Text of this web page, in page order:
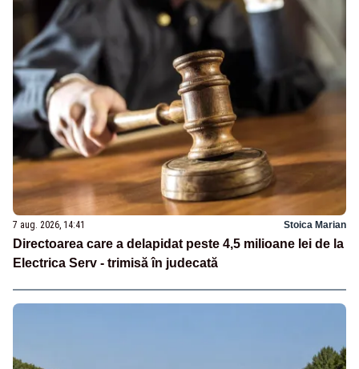
7 aug. 2026, 14:41 Stoica Marian
Directoarea care a delapidat peste 4,5 milioane lei de la
Electrica Serv - trimisă în judecată